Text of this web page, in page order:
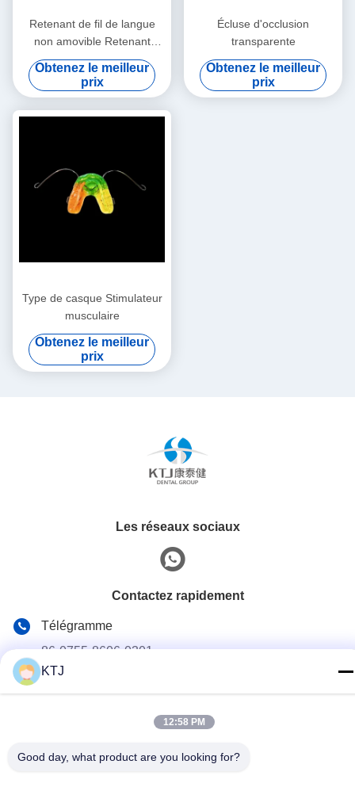
Retenant de fil de langue
non amovible Retenant
d'orthodontie pour redresser
les dents
Obtenez le meilleur
prix
Écluse d'occlusion
transparente
Obtenez le meilleur
prix
Type de casque Stimulateur
musculaire
Obtenez le meilleur
prix
Les réseaux sociaux
Contactez rapidement
Télégramme
86-0755-8606-0301
Le bâtiment de l'industrie de la santé KangtaiJian.No.7 rue
KTJ
12:58 PM
Good day, what product are you looking for?